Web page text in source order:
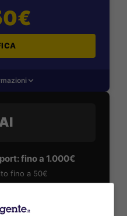
fino a 1.000€
fino a 50€